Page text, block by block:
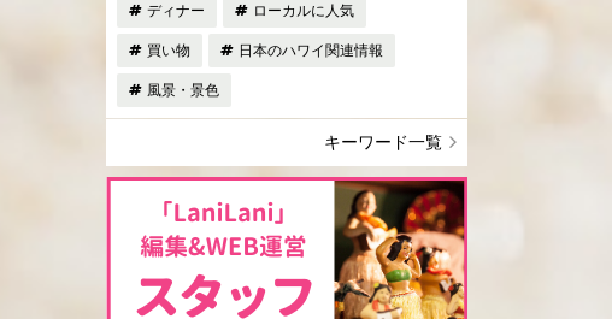
ディナー ローカルに人気
買い物 日本のハワイ関連情報
風景・景色
キーワード一覧